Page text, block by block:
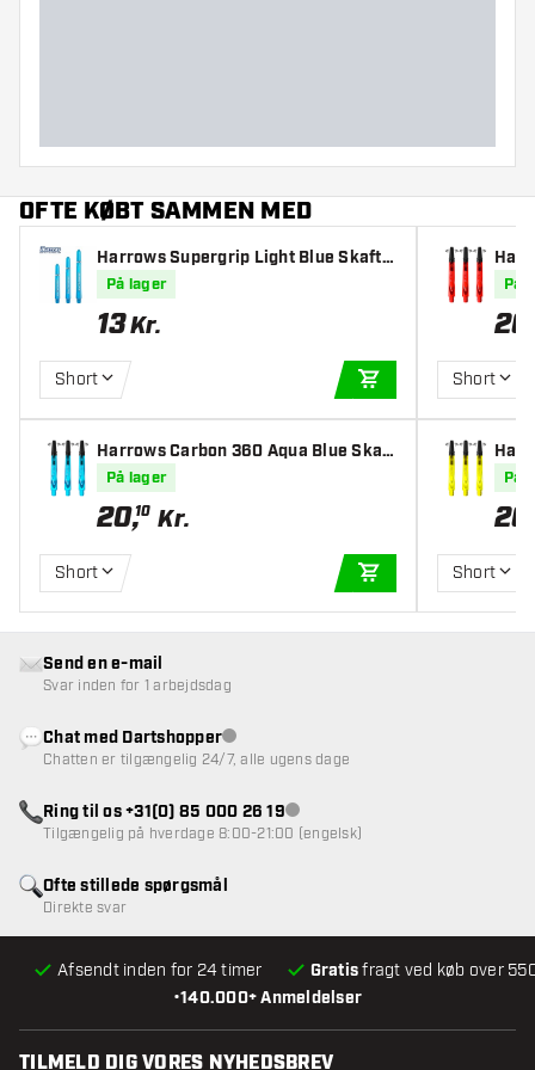
OFTE KØBT SAMMEN MED
Harrows Supergrip Light Blue Skafte
På lager
13Kr.
Short
TILFØJ TIL KURV
Harrows Carbon 360 Aqua Blue Skaft
er
På lager
20,10 Kr.
Short
TILFØJ TIL KURV
På
20
Short
På
20
Short
•140.000+ Anmeldelser
Afsendt inden for 24 timer Gratisfragt ved køb over
Ofte stillede spørgsmål
Direkte svar
Send en e-mail
Svar inden for 1 arbejdsdag
Chat med DartshopperKundeservice ikke tilgængelig
Chatten er tilgængelig 24/7, alle ugens dage
Ring til os +31(0) 85 000 26 19Kundeservice ikke tilgængelig
Tilgængelig på hverdage 8:00-21:00 (engelsk)
TILMELD DIG VORES NYHEDSBREV